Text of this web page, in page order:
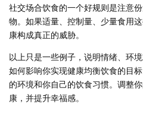
社交场合饮食的一个好规则是注意
物。如果适量、控制量、少量食用
康构成真正的威胁。
以上只是一些例子，说明情绪、环
如何影响你实现健康均衡饮食的目
的环境和你自己的饮食习惯。调整
康，并提升幸福感。